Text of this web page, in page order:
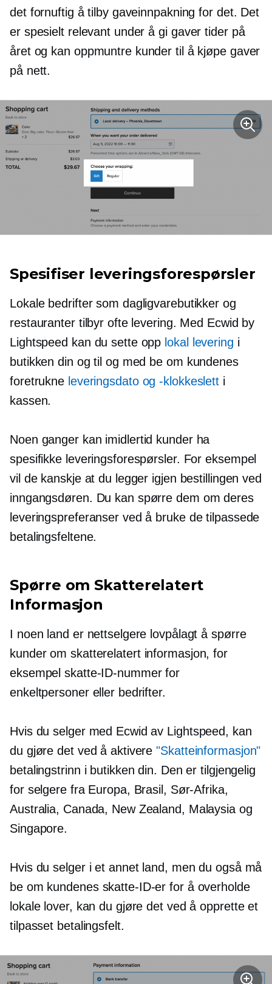
det fornuftig å tilby gaveinnpakning for det. Det
er spesielt relevant underå gi gaver tider på
året og kan oppmuntre kunder til å kjøpe gaver
på nett.
Spesifiser leveringsforespørsler
Lokale bedrifter som dagligvarebutikker og
restauranter tilbyr ofte levering. Med Ecwid by
Lightspeed kan du sette opp lokal levering i
butikken din og til og med be om kundenes
foretrukne leveringsdato og -klokkeslett i
kassen.
Noen ganger kan imidlertid kunder ha
spesifikke leveringsforespørsler. For eksempel
vil de kanskje at du legger igjen bestillingen ved
inngangsdøren. Du kan spørre dem om deres
leveringspreferanser ved å bruke de tilpassede
betalingsfeltene.
Spørre omSkatterelatert
Informasjon
I noen land er nettselgere lovpålagt å spørre
kunder omskatterelatertinformasjon, for
eksempel skatte-ID-nummer for
enkeltpersoner eller bedrifter.
Hvis du selger med Ecwid av Lightspeed, kan
du gjøre det ved å aktivere"Skatteinformasjon"
betalingstrinn i butikken din. Den er tilgjengelig
for selgere fra Europa, Brasil, Sør-Afrika,
Australia, Canada, New Zealand, Malaysia og
Singapore.
Hvis du selger i et annet land, men du også må
be om kundenes skatte-ID-er for å overholde
lokale lover, kan du gjøre det ved å opprette et
tilpasset betalingsfelt.